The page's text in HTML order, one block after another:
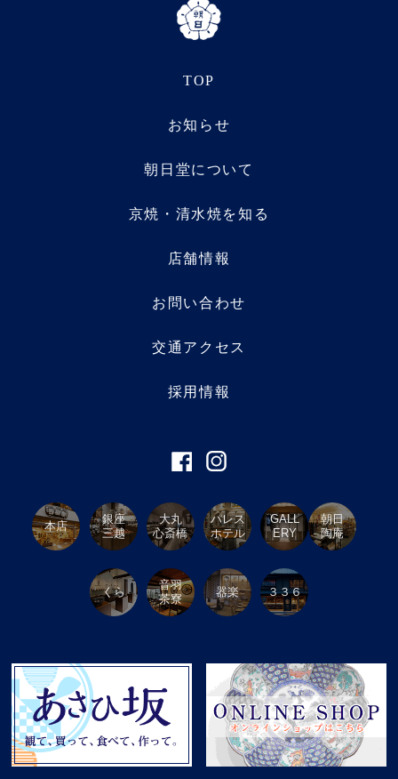
TOP
お知らせ
朝日堂について
京焼・清水焼を知る
店舗情報
お問い合わせ
交通アクセス
採用情報
本店
銀座
三越
大丸
心斎橋
パレス
ホテル
GALL
ERY
朝日
陶庵
くら
音羽
茶寮
器楽 ３３６